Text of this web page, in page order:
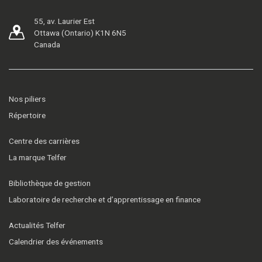
55, av. Laurier Est
Ottawa (Ontario) K1N 6N5
Canada
Nos piliers
Répertoire
Centre des carrières
La marque Telfer
Bibliothèque de gestion
Laboratoire de recherche et d’apprentissage en finance
Actualités Telfer
Calendrier des événements